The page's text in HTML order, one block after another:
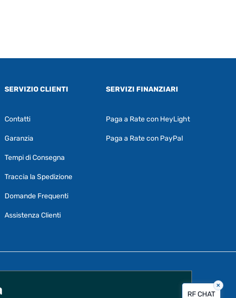
SERVIZIO CLIENTI
Contatti
Garanzia
Tempi di Consegna
Traccia la Spedizione
Domande Frequenti
Assistenza Clienti
SERVIZI FINANZIARI
Paga a Rate con HeyLight
Paga a Rate con PayPal
RF Assist
Puoi chiedermi informazioni generali o
specifiche su certi prodotti.
prodotto
RF CHAT
×